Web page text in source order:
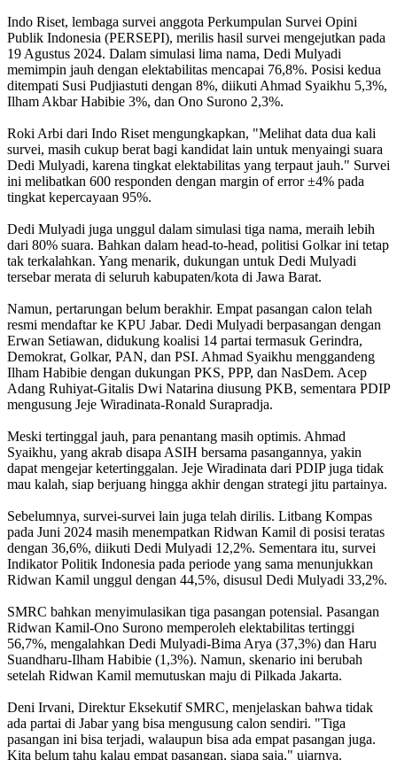
Indo Riset, lembaga survei anggota Perkumpulan Survei Opini
Publik Indonesia (PERSEPI), merilis hasil survei mengejutkan pada
19 Agustus 2024. Dalam simulasi lima nama, Dedi Mulyadi
memimpin jauh dengan elektabilitas mencapai 76,8%. Posisi kedua
ditempati Susi Pudjiastuti dengan 8%, diikuti Ahmad Syaikhu 5,3%,
Ilham Akbar Habibie 3%, dan Ono Surono 2,3%.
Roki Arbi dari Indo Riset mengungkapkan, "Melihat data dua kali
survei, masih cukup berat bagi kandidat lain untuk menyaingi suara
Dedi Mulyadi, karena tingkat elektabilitas yang terpaut jauh." Survei
ini melibatkan 600 responden dengan margin of error ±4% pada
tingkat kepercayaan 95%.
Dedi Mulyadi juga unggul dalam simulasi tiga nama, meraih lebih
dari 80% suara. Bahkan dalam head-to-head, politisi Golkar ini tetap
tak terkalahkan. Yang menarik, dukungan untuk Dedi Mulyadi
tersebar merata di seluruh kabupaten/kota di Jawa Barat.
Namun, pertarungan belum berakhir. Empat pasangan calon telah
resmi mendaftar ke KPU Jabar. Dedi Mulyadi berpasangan dengan
Erwan Setiawan, didukung koalisi 14 partai termasuk Gerindra,
Demokrat, Golkar, PAN, dan PSI. Ahmad Syaikhu menggandeng
Ilham Habibie dengan dukungan PKS, PPP, dan NasDem. Acep
Adang Ruhiyat-Gitalis Dwi Natarina diusung PKB, sementara PDIP
mengusung Jeje Wiradinata-Ronald Surapradja.
Meski tertinggal jauh, para penantang masih optimis. Ahmad
Syaikhu, yang akrab disapa ASIH bersama pasangannya, yakin
dapat mengejar ketertinggalan. Jeje Wiradinata dari PDIP juga tidak
mau kalah, siap berjuang hingga akhir dengan strategi jitu partainya.
Sebelumnya, survei-survei lain juga telah dirilis. Litbang Kompas
pada Juni 2024 masih menempatkan Ridwan Kamil di posisi teratas
dengan 36,6%, diikuti Dedi Mulyadi 12,2%. Sementara itu, survei
Indikator Politik Indonesia pada periode yang sama menunjukkan
Ridwan Kamil unggul dengan 44,5%, disusul Dedi Mulyadi 33,2%.
SMRC bahkan menyimulasikan tiga pasangan potensial. Pasangan
Ridwan Kamil-Ono Surono memperoleh elektabilitas tertinggi
56,7%, mengalahkan Dedi Mulyadi-Bima Arya (37,3%) dan Haru
Suandharu-Ilham Habibie (1,3%). Namun, skenario ini berubah
setelah Ridwan Kamil memutuskan maju di Pilkada Jakarta.
Deni Irvani, Direktur Eksekutif SMRC, menjelaskan bahwa tidak
ada partai di Jabar yang bisa mengusung calon sendiri. "Tiga
pasangan ini bisa terjadi, walaupun bisa ada empat pasangan juga.
Kita belum tahu kalau empat pasangan, siapa saja," ujarnya.